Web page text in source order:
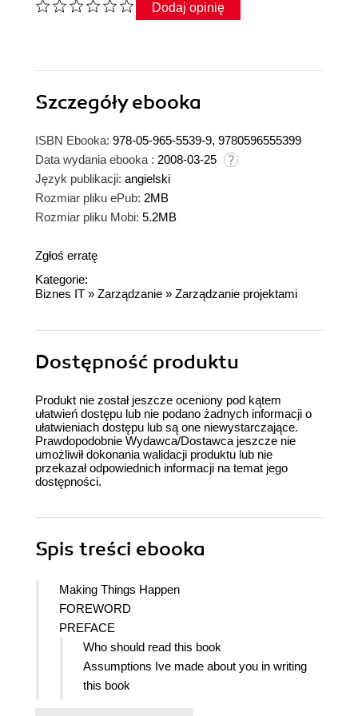
Dodaj opinię
Szczegółyebooka
ISBN Ebooka: 978-05-965-5539-9, 9780596555399
Data wydania ebooka : 2008-03-25
Język publikacji: angielski
Rozmiar pliku ePub: 2MB
Rozmiar pliku Mobi: 5.2MB
Zgłoś erratę
Kategorie:
Biznes IT » Zarządzanie » Zarządzanie projektami
Dostępność produktu
Produkt nie został jeszcze oceniony pod kątem
ułatwień dostępu lub nie podano żadnych informacji o
ułatwieniach dostępu lub są one niewystarczające.
Prawdopodobnie Wydawca/Dostawca jeszcze nie
umożliwił dokonania walidacji produktu lub nie
przekazał odpowiednich informacji na temat jego
dostępności.
Spis treści ebooka
Making Things Happen
FOREWORD
PREFACE
Who should read this book
Assumptions Ive made about you in writing
this book